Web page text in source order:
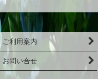
ご利用案内
お問い合せ